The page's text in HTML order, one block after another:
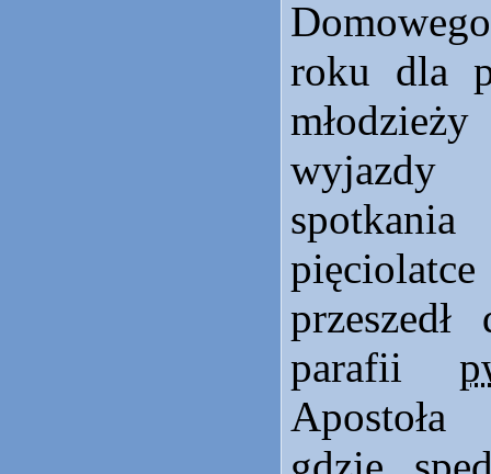
roku dla
wyjazdy
przeszedł
parafii